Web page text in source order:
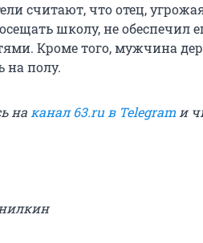
считают, что отец,
школу, не
Кроме того, мужчина
на полу.
на канал 63.ru в Telegram и